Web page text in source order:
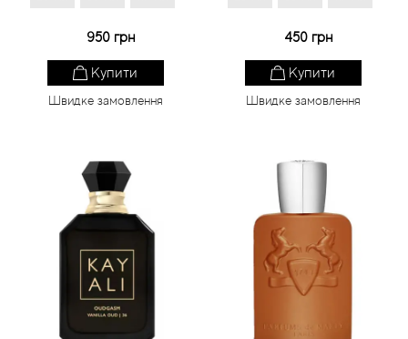
950 грн
Купити
Швидке замовлення
450 грн
Купити
Швидке замовлення